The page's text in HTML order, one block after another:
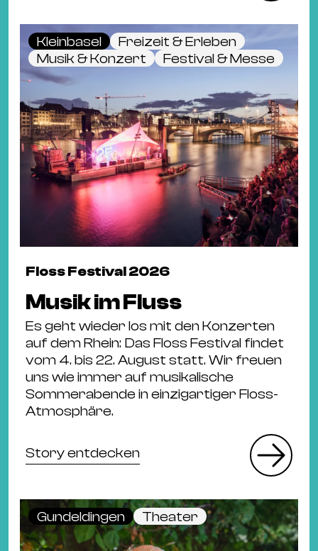
Kleinbasel
Freizeit & Erleben
Musik & Konzert
Festival & Messe
Floss Festival 2026
Musik im Fluss
Es geht wieder los mit den Konzerten
auf dem Rhein: Das Floss Festival findet
vom 4. bis 22. August statt. Wir freuen
uns wie immer auf musikalische
Sommerabende in einzigartiger Floss-
Atmosphäre.
Story entdecken
Gundeldingen Theater